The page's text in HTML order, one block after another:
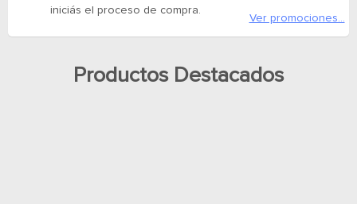
iniciás el proceso de compra.
Ver promociones...
Productos Destacados